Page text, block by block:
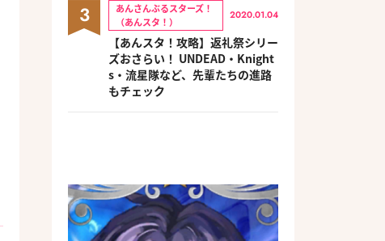
3
あんさんぶるスターズ！
（あんスタ！）
2020.01.04
【あんスタ！攻略】返礼祭シリー
ズおさらい！ UNDEAD・Knight
s・流星隊など、先輩たちの進路
もチェック